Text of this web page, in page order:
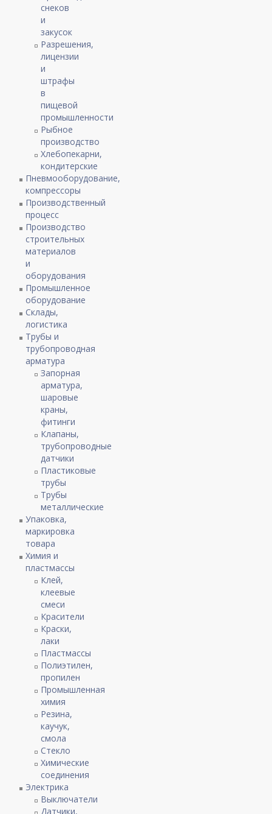
снеков
и
закусок
Разрешения,
лицензии
и
штрафы
в
пищевой
промышленности
Рыбное
производство
Хлебопекарни,
кондитерские
Пневмооборудование,
компрессоры
Производственный
процесс
Производство
строительных
материалов
и
оборудования
Промышленное
оборудование
Склады,
логистика
Трубы и
трубопроводная
арматура
Запорная
арматура,
шаровые
краны,
фитинги
Клапаны,
трубопроводные
датчики
Пластиковые
трубы
Трубы
металлические
Упаковка,
маркировка
товара
Химия и
пластмассы
Клей,
клеевые
смеси
Красители
Краски,
лаки
Пластмассы
Полиэтилен,
пропилен
Промышленная
химия
Резина,
каучук,
смола
Стекло
Химические
соединения
Электрика
Выключатели
Датчики,